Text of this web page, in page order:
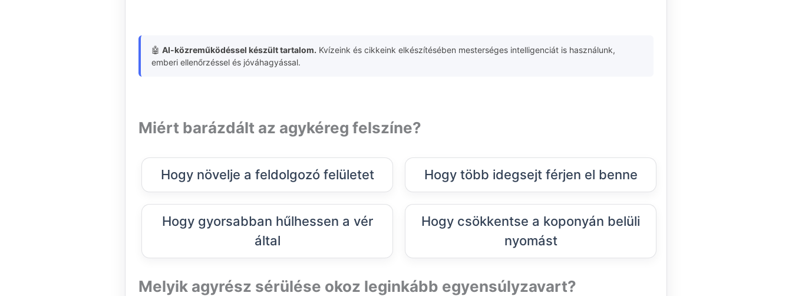
🤖 AI-közreműködéssel készült tartalom. Kvízeink és cikkeink elkészítésében mesterséges intelligenciát is használunk,
emberi ellenőrzéssel és jóváhagyással.
Miért barázdált az agykéreg felszíne?
Hogy növelje a feldolgozó felületet Hogy több idegsejt férjen el benne
Hogy gyorsabban hűlhessen a vér
által
Hogy csökkentse a koponyán belüli
nyomást
Melyik agyrész sérülése okoz leginkább egyensúlyzavart?